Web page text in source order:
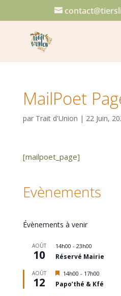
MailPoet
par Trait d'Union | 22 Juin,
[mailpoet_page]
Evènements
Évènements à venir
AOÛT
10
14h00 - 23h00
Réservé Mairie
AOÛT
12
Mis
avant
14h00 - 17h00
Papo’thé & Kfé